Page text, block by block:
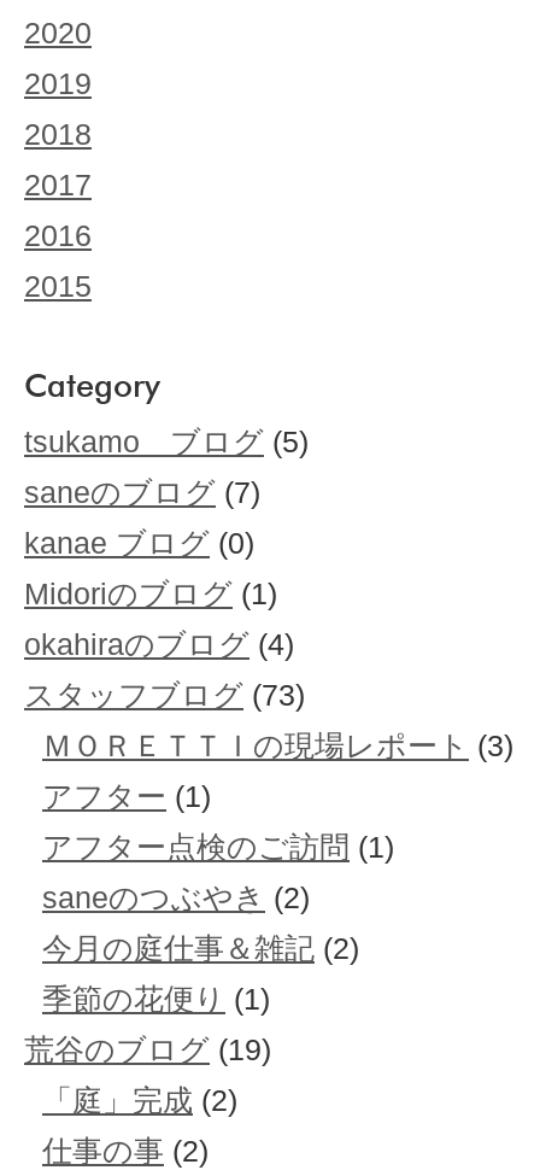
2020
2019
2018
2017
2016
2015
Category
tsukamo ブログ (5)
saneのブログ (7)
kanae ブログ (0)
Midoriのブログ (1)
okahiraのブログ (4)
スタッフブログ (73)
ＭＯＲＥＴＴＩの現場レポート (3)
アフター (1)
アフター点検のご訪問 (1)
saneのつぶやき (2)
今月の庭仕事＆雑記 (2)
季節の花便り (1)
荒谷のブログ (19)
「庭」完成 (2)
仕事の事 (2)